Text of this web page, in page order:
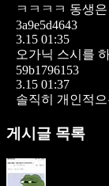
ㅋㅋㅋㅋ 동생
3a9e5d4643
3.15 01:35
오가닉 스시를
59b1796153
3.15 01:37
솔직히 개인적
게시글 목록